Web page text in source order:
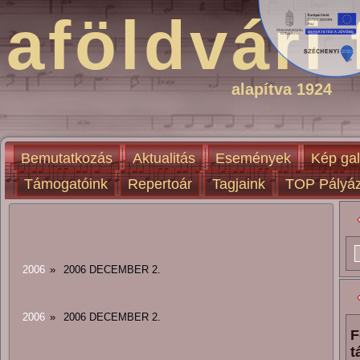
alapítva 1924
Bemutatkozás Aktualitás Események
Kép
Támogatóink
Repertoár Tagjaink TOP
2006 » 2006 DECEMBER 2.
2006 » 2006 DECEMBER 2.